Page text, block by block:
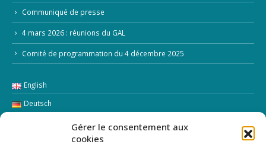
Gérer le consentement aux
cookies
Communiqué de presse
4 mars 2026 : réunions du GAL
Comité de programmation du 4 décembre 2025
English
Deutsch